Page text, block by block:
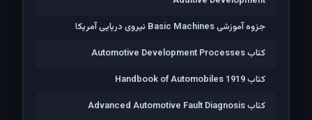
جزوه آموزشی Basic Machines نیروی دریایی آمریکا
کتاب Automotive Development Processes
کتاب Handbook of Automobiles 1919
کتاب Advanced Automotive Fault Diagnosis